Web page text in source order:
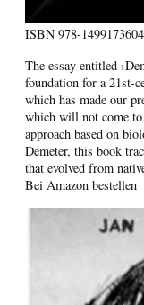
ISBN 978-1499173604
The essay entitled
foundation for a 21st-
which has made our
which will not come
approach based on
Demeter, this book
that evolved from
Bei Amazon bestellen